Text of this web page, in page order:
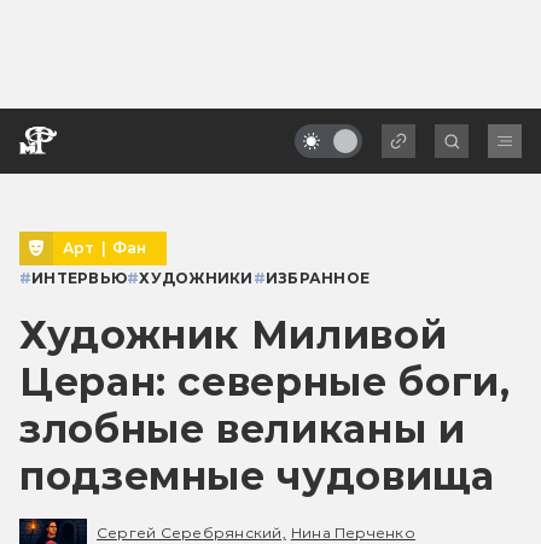
Арт | Фан
#ИНТЕРВЬЮ#ХУДОЖНИКИ #ИЗБРАННОЕ
Художник Миливой
Церан: северные боги,
злобные великаны и
подземные чудовища
Сергей Серебрянский, Нина Перченко